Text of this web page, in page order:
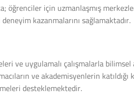
öğrenciler için uzmanlaşmış
kazanmalarını sağlamaktadır.
ve uygulamalı çalışmalarla
ve akademisyenlerin
desteklemektedir.